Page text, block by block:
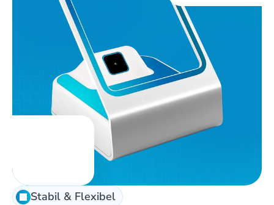
Stabil & Flexibel